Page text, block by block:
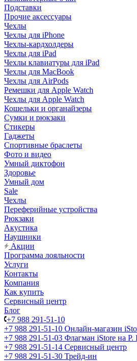
Подставки
Прочие аксессуары
Чехлы
Чехлы для iPhone
Чехлы-кардхолдеры
Чехлы для iPad
Чехлы клавиатуры для iPad
Чехлы для MacBook
Чехлы для AirPods
Ремешки для Apple Watch
Чехлы для Apple Watch
Кошельки и органайзеры
Сумки и рюкзаки
Стикеры
Гаджеты
Спортивные браслеты
Фото и видео
Умный диктофон
Здоровье
Умный дом
Sale
Чехлы
Переферийные устройства
Рюкзаки
Акустика
Наушники
Акции
Программа лояльности
Услуги
Контакты
Компания
Как купить
Сервисный центр
Блог
+7 988 291-51-10
+7 988 291-51-10 Онлайн-магазин
+7 988 291-51-03 Флагман iStore на Р.
+7 988 291-51-14 Сервисный центр
+7 988 291-51-30 Трейд-ин